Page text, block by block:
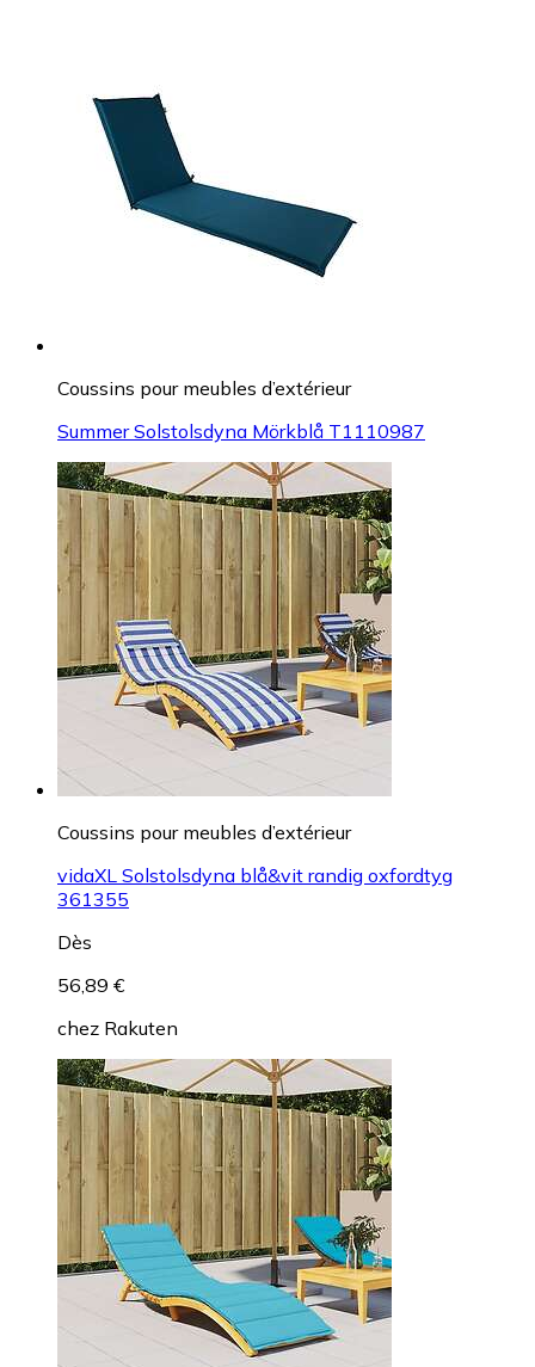
Coussins pour meubles d’extérieur
Summer Solstolsdyna Mörkblå T1110987
Coussins pour meubles d’extérieur
vidaXL Solstolsdyna blå&vit randig oxfordtyg
361355
Dès
56,89 €
chez Rakuten